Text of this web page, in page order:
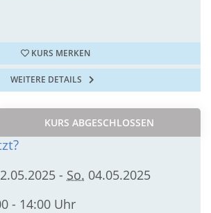
KURS MERKEN
WEITERE DETAILS
KURS ABGESCHLOSSEN
- So. 04.05.2025
- 14:00 Uhr